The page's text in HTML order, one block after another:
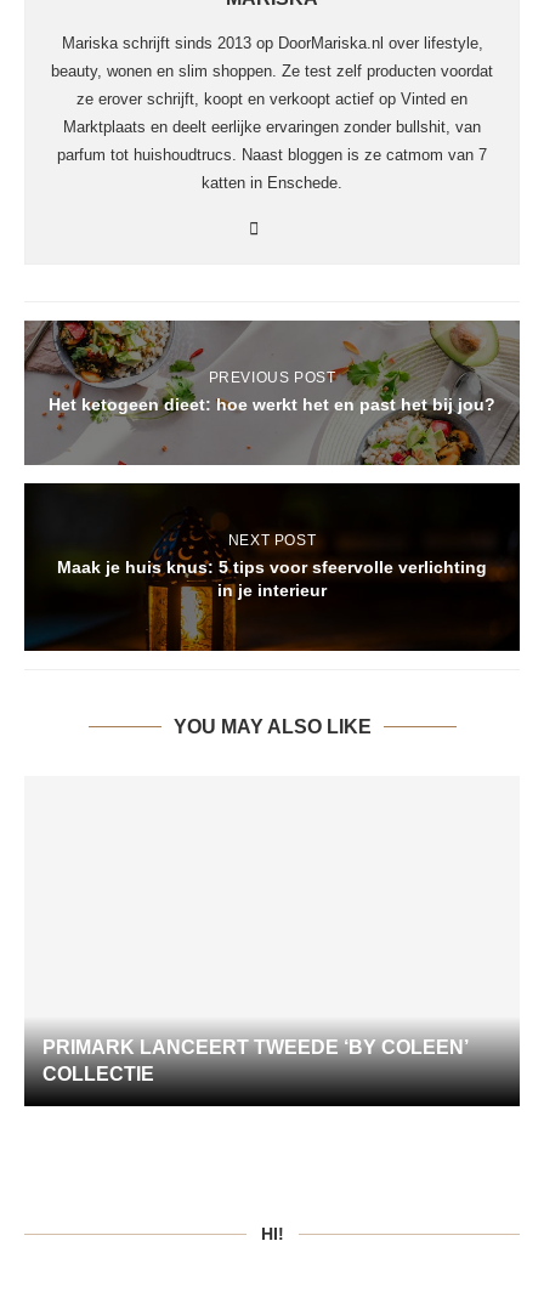
Mariska schrijft sinds 2013 op DoorMariska.nl over lifestyle,
beauty, wonen en slim shoppen. Ze test zelf producten voordat
ze erover schrijft, koopt en verkoopt actief op Vinted en
Marktplaats en deelt eerlijke ervaringen zonder bullshit, van
parfum tot huishoudtrucs. Naast bloggen is ze catmom van 7
katten in Enschede.
PREVIOUS POST
Het ketogeen dieet: hoe werkt het en past het bij jou?
NEXT POST
Maak je huis knus: 5 tips voor sfeervolle verlichting
in je interieur
YOU MAY ALSO LIKE
PRIMARK LANCEERT TWEEDE ‘BY COLEEN’
COLLECTIE
HI!